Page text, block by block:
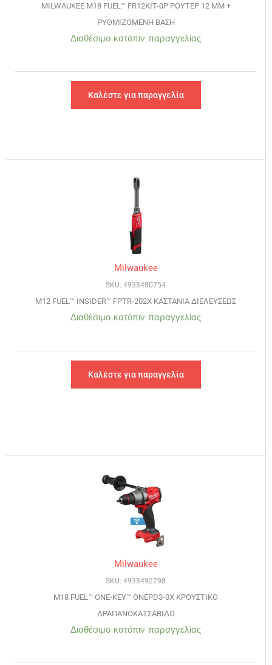
MILWAUKEE M18 FUEL™ FR12KIT-0P ΡΟΥΤΕΡ 12 ΜΜ +
ΡΥΘΜΙΖΟΜΕΝΗ ΒΑΣΗ
Διαθέσιμο κατόπιν παραγγελίας
Καλέστε για παραγγελία
Milwaukee
SKU: 4933480754
M12 FUEL™ INSIDER™ FPTR-202X ΚΑΣΤΑΝΙΑ ΔΙΕΛΕΥΣΕΩΣ
Διαθέσιμο κατόπιν παραγγελίας
Καλέστε για παραγγελία
Milwaukee
SKU: 4933492798
M18 FUEL™ ONE-KEY™ ONEPD3-0X ΚΡΟΥΣΤΙΚΟ
ΔΡΑΠΑΝΟΚΑΤΣΑΒΙΔΟ
Διαθέσιμο κατόπιν παραγγελίας